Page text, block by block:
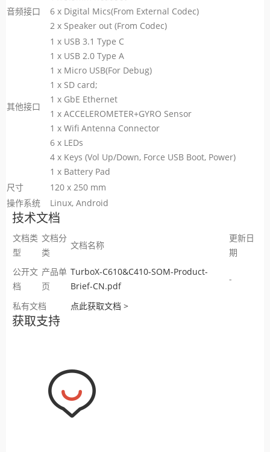
音频接口
6 x Digital Mics(From External Codec)
2 x Speaker out (From Codec)
其他接口
1 x USB 3.1 Type C
1 x USB 2.0 Type A
1 x Micro USB(For Debug)
1 x SD card;
1 x GbE Ethernet
1 x ACCELEROMETER+GYRO Sensor
1 x Wifi Antenna Connector
6 x LEDs
4 x Keys (Vol Up/Down, Force USB Boot, Power)
1 x Battery Pad
尺寸
120 x 250 mm
操作系统
Linux, Android
技术文档
文档类
型
文档分
类
文档名称
更新日
期
公开文
档
产品单
页
TurboX-C610&C410-SOM-Product-
Brief-CN.pdf
-
私有文档 点此获取文档 >
获取支持